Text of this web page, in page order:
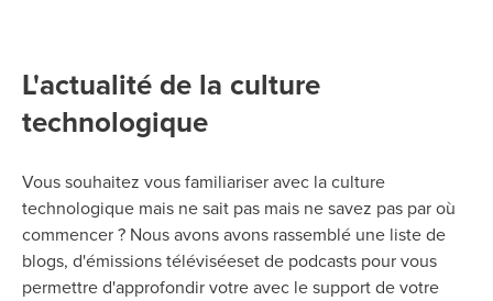
L'actualité de la culture
technologique
Vous souhaitez vous familiariser avec la culture
technologique mais ne sait pas mais ne savez pas par où
commencer ? Nous avons avons rassemblé une liste de
blogs, d'émissions téléviséeset de podcasts pour vous
permettre d'approfondir votre avec le support de votre